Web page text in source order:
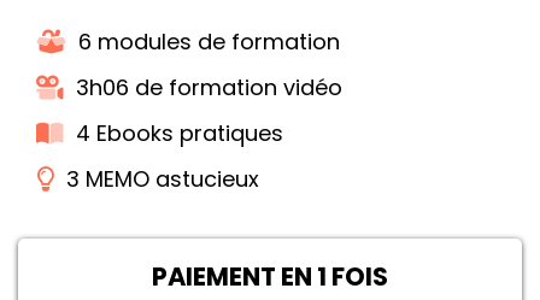
6 modules de formation
3h06 de formation vidéo
4 Ebooks pratiques
3 MEMO astucieux
PAIEMENT EN 1 FOIS